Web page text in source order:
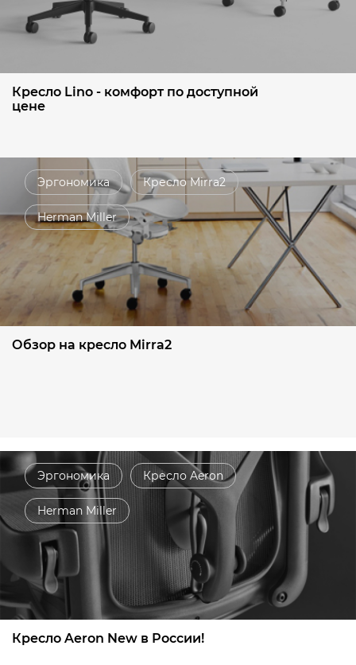
Кресло Lino - комфорт по доступной
цене
Эргономика Кресло Mirra2
Herman Miller
Обзор на кресло Mirra2
Эргономика Кресло Aeron
Herman Miller
Кресло Aeron New в России!